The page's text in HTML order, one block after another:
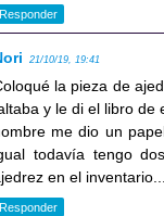
Responder
21/10/19, 19:41
la pieza de
y le di el libro de
me dio un
todavía tengo
en el inventario...
Responder